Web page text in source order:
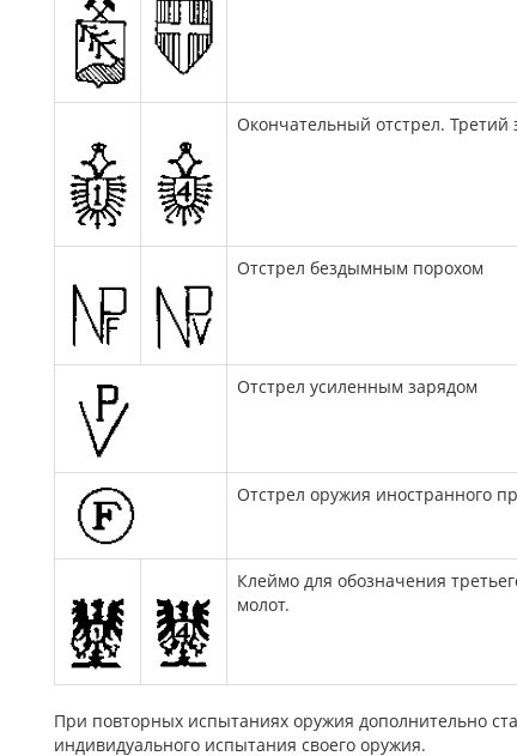
Окончательный отстрел. Третий
Отстрел бездымным порохом
Отстрел усиленным зарядом
Отстрел оружия иностранного
Клеймо для обозначения
молот.
При повторных испытаниях оружия дополнительно
индивидуального испытания своего оружия.